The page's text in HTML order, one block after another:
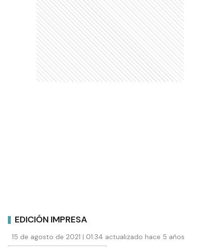
EDICIÓN IMPRESA
15 de agosto de 2021 | 01:34 actualizado hace 5 años